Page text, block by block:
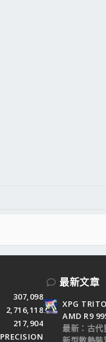
307,098
2,716,118
217,904
PRECISION
最新文章
XPG
AMD R9
最新：古代